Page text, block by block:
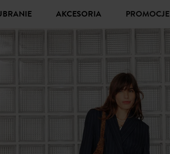
UBRANIE AKCESORIA PROMOCJE